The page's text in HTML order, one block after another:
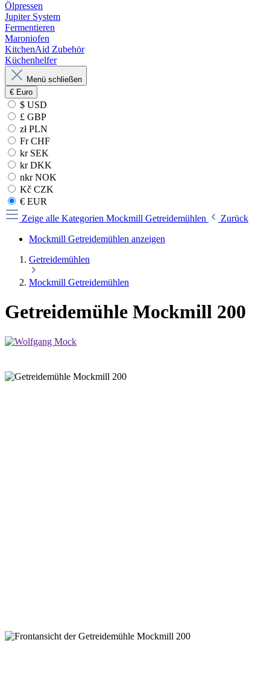
Ölpressen
Jupiter System
Fermentieren
Maroniofen
KitchenAid Zubehör
Küchenhelfer
Menü schließen
€ Euro
$ USD
£ GBP
zł PLN
Fr CHF
kr SEK
kr DKK
nkr NOK
Kč CZK
€ EUR
Zeige alle Kategorien Mockmill Getreidemühlen
Zurück
Mockmill Getreidemühlen anzeigen
Getreidemühlen
Mockmill Getreidemühlen
Getreidemühle Mockmill 200